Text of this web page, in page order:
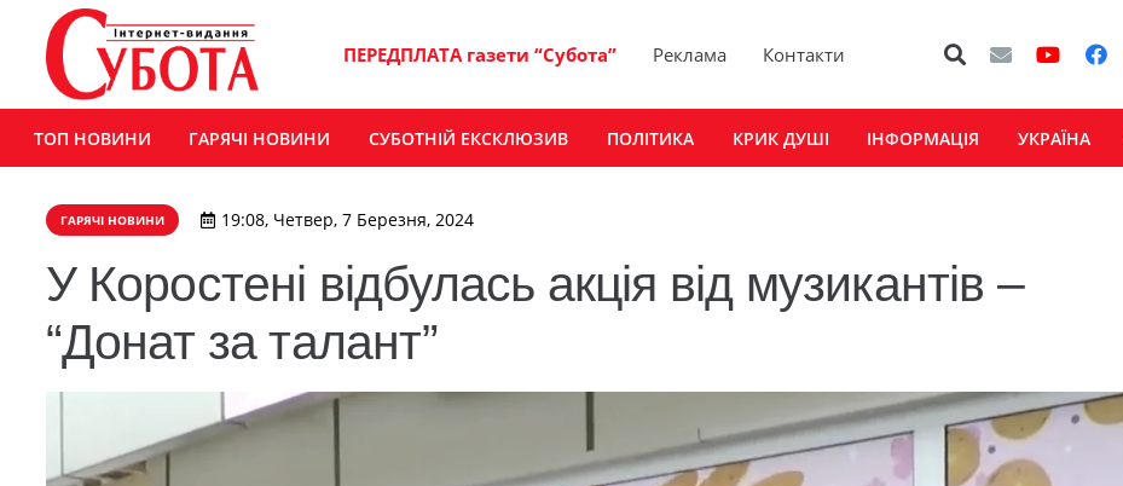
ПЕРЕДПЛАТА газети “Субота” Реклама Контакти
ТОП НОВИНИ ГАРЯЧІ НОВИНИ СУБОТНІЙ ЕКСКЛЮЗИВ ПОЛІТИКА КРИК ДУШІ ІНФОРМАЦІЯ УКРАЇНА
ГАРЯЧІ НОВИНИ 19:08, Четвер, 7 Березня, 2024
У Коростені відбулась акція від музикантів –
“Донат за талант”